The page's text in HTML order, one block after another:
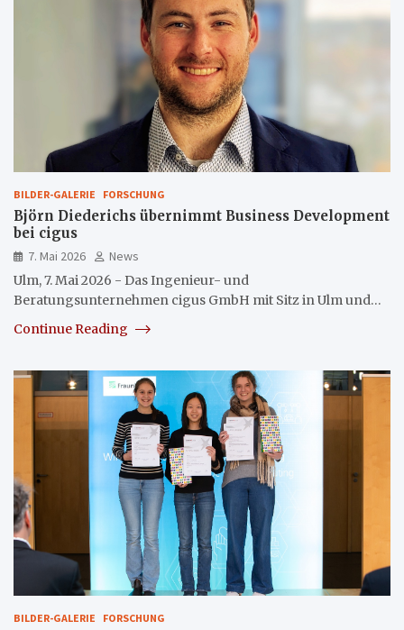
BILDER-GALERIE FORSCHUNG
Björn Diederichs übernimmt Business Development
bei cigus
7. Mai 2026
News
Ulm, 7. Mai 2026 - Das Ingenieur- und
Beratungsunternehmen cigus GmbH mit Sitz in Ulm und…
Continue Reading
BILDER-GALERIE FORSCHUNG